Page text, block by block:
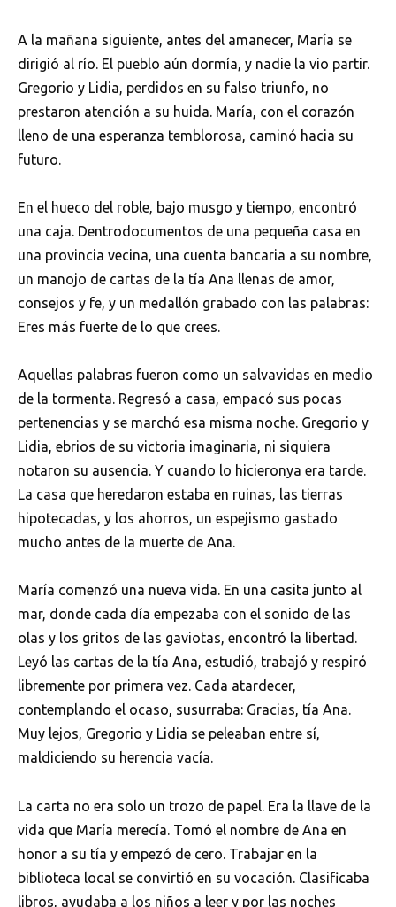
A la mañana siguiente, antes del amanecer, María se
dirigió al río. El pueblo aún dormía, y nadie la vio partir.
Gregorio y Lidia, perdidos en su falso triunfo, no
prestaron atención a su huida. María, con el corazón
lleno de una esperanza temblorosa, caminó hacia su
futuro.
En el hueco del roble, bajo musgo y tiempo, encontró
una caja. Dentrodocumentos de una pequeña casa en
una provincia vecina, una cuenta bancaria a su nombre,
un manojo de cartas de la tía Ana llenas de amor,
consejos y fe, y un medallón grabado con las palabras:
Eres más fuerte de lo que crees.
Aquellas palabras fueron como un salvavidas en medio
de la tormenta. Regresó a casa, empacó sus pocas
pertenencias y se marchó esa misma noche. Gregorio y
Lidia, ebrios de su victoria imaginaria, ni siquiera
notaron su ausencia. Y cuando lo hicieronya era tarde.
La casa que heredaron estaba en ruinas, las tierras
hipotecadas, y los ahorros, un espejismo gastado
mucho antes de la muerte de Ana.
María comenzó una nueva vida. En una casita junto al
mar, donde cada día empezaba con el sonido de las
olas y los gritos de las gaviotas, encontró la libertad.
Leyó las cartas de la tía Ana, estudió, trabajó y respiró
libremente por primera vez. Cada atardecer,
contemplando el ocaso, susurraba: Gracias, tía Ana.
Muy lejos, Gregorio y Lidia se peleaban entre sí,
maldiciendo su herencia vacía.
La carta no era solo un trozo de papel. Era la llave de la
vida que María merecía. Tomó el nombre de Ana en
honor a su tía y empezó de cero. Trabajar en la
biblioteca local se convirtió en su vocación. Clasificaba
libros, ayudaba a los niños a leer y por las noches